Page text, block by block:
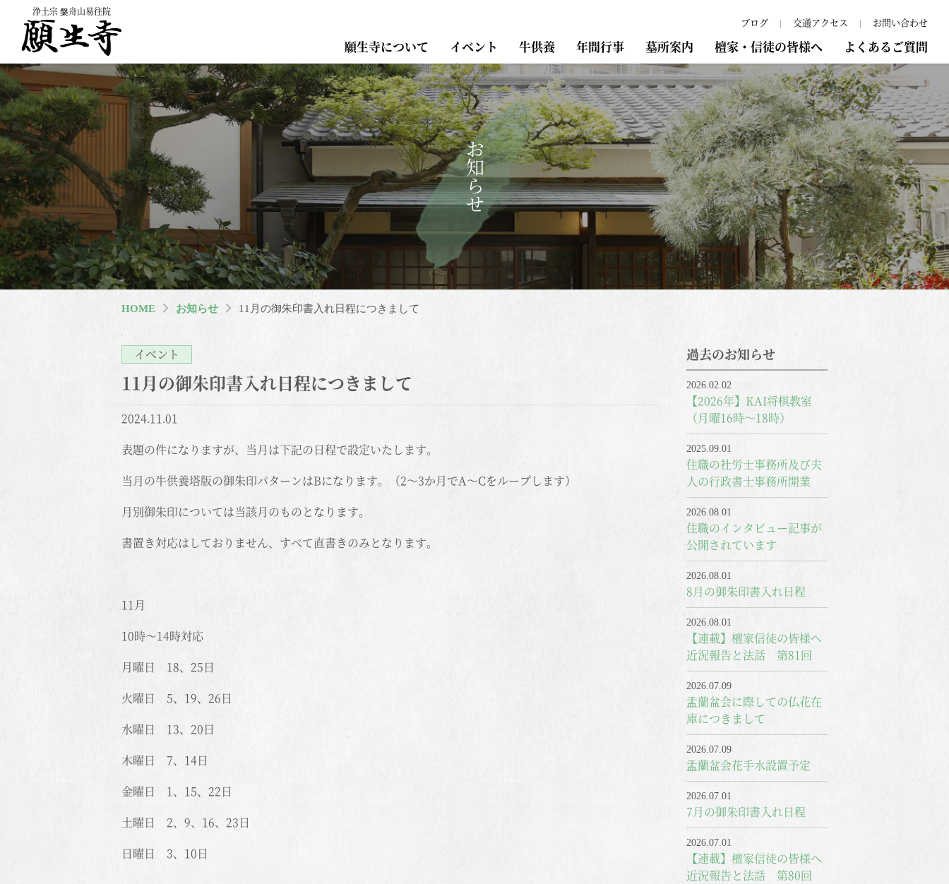
浄土宗 槃舟山易往院
願生寺について イベント 牛供養 年間行事 墓所案内 檀家・信徒の皆様へ よくあるご質問
ブログ 交通アクセス お問い合わせ
お知らせ
HOME お知らせ 11月の御朱印書入れ日程につきまして
イベント
11月の御朱印書入れ日程につきまして
2024.11.01
表題の件になりますが、当月は下記の日程で設定いたします。
当月の牛供養塔版の御朱印パターンはBになります。（2～3か月でA～Cをループします）
月別御朱印については当該月のものとなります。
書置き対応はしておりません、すべて直書きのみとなります。
11月
10時～14時対応
月曜日 18、25日
火曜日 5、19、26日
水曜日 13、20日
木曜日 7、14日
金曜日 1、15、22日
土曜日 2、9、16、23日
日曜日 3、10日
過去のお知らせ
2026.02.02
【2026年】KAI将棋教室
（月曜16時～18時）
2025.09.01
住職の社労士事務所及び夫
人の行政書士事務所開業
2026.08.01
住職のインタビュー記事が
公開されています
2026.08.01
8月の御朱印書入れ日程
2026.08.01
【連載】檀家信徒の皆様へ
近況報告と法話 第81回
2026.07.09
盂蘭盆会に際しての仏花在
庫につきまして
2026.07.09
盂蘭盆会花手水設置予定
2026.07.01
7月の御朱印書入れ日程
2026.07.01
【連載】檀家信徒の皆様へ
近況報告と法話 第80回